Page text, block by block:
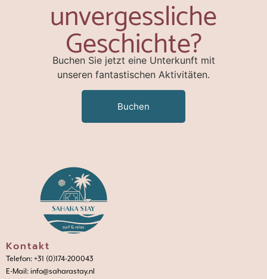
unvergessliche
Geschichte?
Buchen Sie jetzt eine Unterkunft mit
unseren fantastischen Aktivitäten.
Buchen
Kontakt
Telefon: +31 (0)174-200043
E-Mail: info@saharastay.nl